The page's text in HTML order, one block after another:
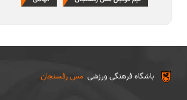
مس رفسنجان باشگاه فرهنگی ورزشی